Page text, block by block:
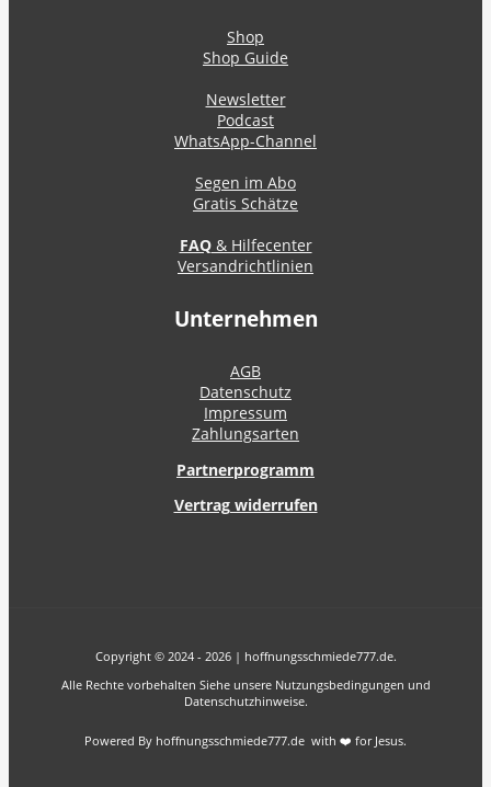
Shop
Shop Guide
Newsletter
Podcast
WhatsApp-Channel
Segen im Abo
Gratis Schätze
FAQ& Hilfecenter
Versandrichtlinien
Unternehmen
AGB
Datenschutz
Impressum
Zahlungsarten
Partnerprogramm
Vertrag widerrufen
Copyright © 2024 - 2026 | hoffnungsschmiede777.de.
Alle Rechte vorbehalten Siehe unsere Nutzungsbedingungen und
Datenschutzhinweise.
Powered By hoffnungsschmiede777.de with ❤️ for Jesus.